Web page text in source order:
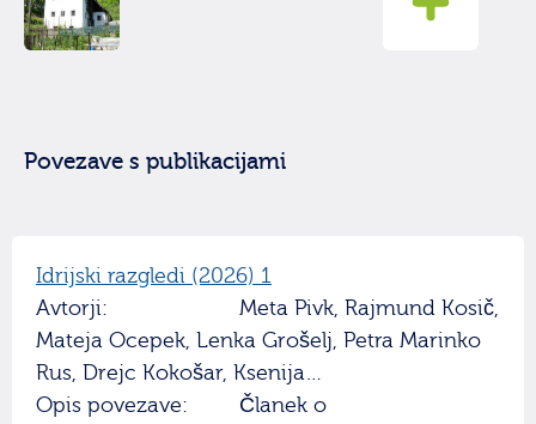
Povezave s publikacijami
Idrijski razgledi (2026) 1
Avtorji:
Meta Pivk, Rajmund Kosič,
Mateja Ocepek, Lenka Grošelj, Petra Marinko
Rus, Drejc Kokošar, Ksenija…
Opis povezave:
Članek o